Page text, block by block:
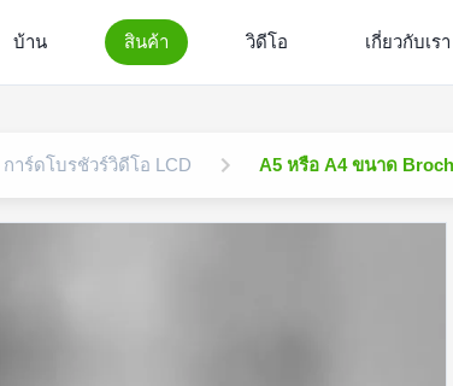
บ้าน สินค้า วิดีโอ เกี่ยวกับเรา
การ์ดโบรชัวร์วิดีโอ LCD A5 หรือ A4 ขนาด